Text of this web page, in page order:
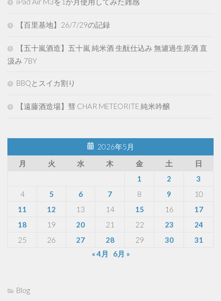
【百里基地】26/7/29の記録
【五十嵐酒造】五十嵐 純米酒 生酛仕込み 無濾過生原酒 直
汲み 7BY
BBQとスイカ割り
【遠藤酒造場】彗 CHAR METEORITE 純米吟醸
2026年5月
月
火 水 木 金 土
日
1
2
3
4
5 6 7 8 9
10
11
12 13 14 15 16
17
18
19 20 21 22 23
24
25
26 27 28 29 30
31
« 4月
6月 »
Blog